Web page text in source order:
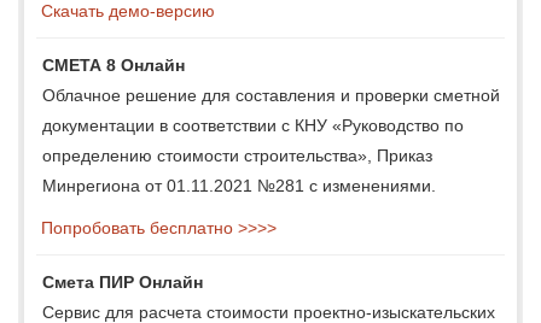
Скачать демо-версию
СМЕТА 8 Онлайн
Облачное решение для составления и проверки сметной
документации в соответствии с КНУ «Руководство по
определению стоимости строительства», Приказ
Минрегиона от 01.11.2021 №281 с изменениями.
Попробовать бесплатно >>>>
Смета ПИР Онлайн
Сервис для расчета стоимости проектно-изыскательских